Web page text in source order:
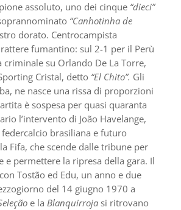
assoluto, uno dei cinque “dieci”
“Canhotinha de
dorato. Centrocampista
fumantino: sul 2-1 per il Perù
criminale su Orlando De La Torre,
Cristal, detto “El Chito”. Gli
ne nasce una rissa di proporzioni
è sospesa per quasi quaranta
l’intervento di João Havelange,
brasiliana e futuro
Fifa, che scende dalle tribune per
e permettere la ripresa della gara. Il
Tostão ed Edu, un anno e due
del 14 giugno 1970 a
e la Blanquirroja si ritrovano